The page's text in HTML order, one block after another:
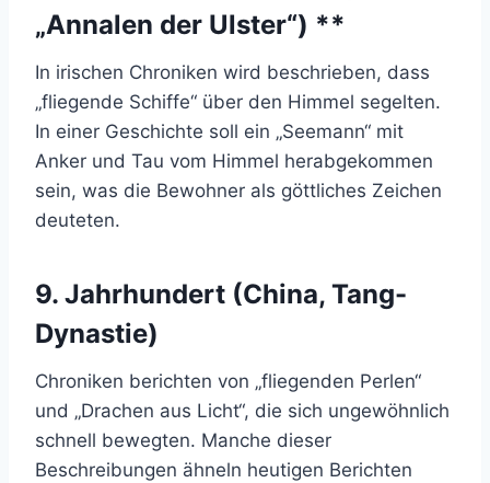
„Annalen der Ulster“) **
In irischen Chroniken wird beschrieben, dass
„fliegende Schiffe“ über den Himmel segelten.
In einer Geschichte soll ein „Seemann“ mit
Anker und Tau vom Himmel herabgekommen
sein, was die Bewohner als göttliches Zeichen
deuteten.
9. Jahrhundert (China, Tang-
Dynastie)
Chroniken berichten von „fliegenden Perlen“
und „Drachen aus Licht“, die sich ungewöhnlich
schnell bewegten. Manche dieser
Beschreibungen ähneln heutigen Berichten